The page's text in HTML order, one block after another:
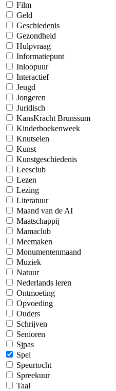
Film
Geld
Geschiedenis
Gezondheid
Hulpvraag
Informatiepunt
Inloopuur
Interactief
Jeugd
Jongeren
Juridisch
KansKracht Brunssum
Kinderboekenweek
Knutselen
Kunst
Kunstgeschiedenis
Leesclub
Lezen
Lezing
Literatuur
Maand van de AI
Maatschappij
Mamaclub
Meemaken
Monumentenmaand
Muziek
Natuur
Nederlands leren
Ontmoeting
Opvoeding
Ouders
Schrijven
Senioren
Sjpas
Spel
Speurtocht
Spreekuur
Taal